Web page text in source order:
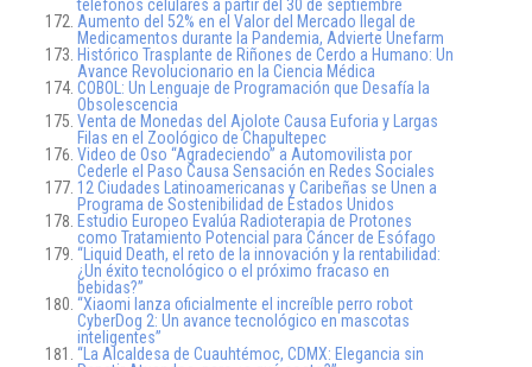
teléfonos celulares a partir del 30 de septiembre
Aumento del 52% en el Valor del Mercado Ilegal de
Medicamentos durante la Pandemia, Advierte Unefarm
Histórico Trasplante de Riñones de Cerdo a Humano: Un
Avance Revolucionario en la Ciencia Médica
COBOL: Un Lenguaje de Programación que Desafía la
Obsolescencia
Venta de Monedas del Ajolote Causa Euforia y Largas
Filas en el Zoológico de Chapultepec
Video de Oso “Agradeciendo” a Automovilista por
Cederle el Paso Causa Sensación en Redes Sociales
12 Ciudades Latinoamericanas y Caribeñas se Unen a
Programa de Sostenibilidad de Estados Unidos
Estudio Europeo Evalúa Radioterapia de Protones
como Tratamiento Potencial para Cáncer de Esófago
“Liquid Death, el reto de la innovación y la rentabilidad:
¿Un éxito tecnológico o el próximo fracaso en
bebidas?”
“Xiaomi lanza oficialmente el increíble perro robot
CyberDog 2: Un avance tecnológico en mascotas
inteligentes”
“La Alcaldesa de Cuauhtémoc, CDMX: Elegancia sin